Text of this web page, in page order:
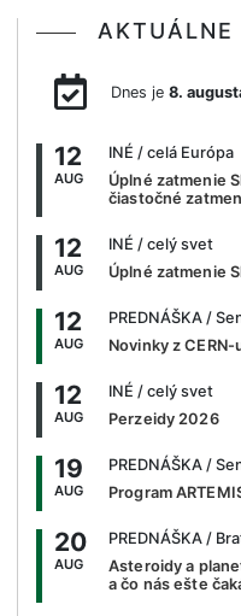
Dnes je 8.
12
AUG
INÉ / celá Európa
Úplné zatmenie
čiastočné
12
AUG
INÉ / celý svet
Úplné zatmenie
12
AUG
PREDNÁŠKA /
Novinky z CERN-
12
AUG
INÉ / celý svet
Perzeidy 2026
19
AUG
PREDNÁŠKA /
Program
20
AUG
PREDNÁŠKA /
Asteroidy a
a čo nás ešte